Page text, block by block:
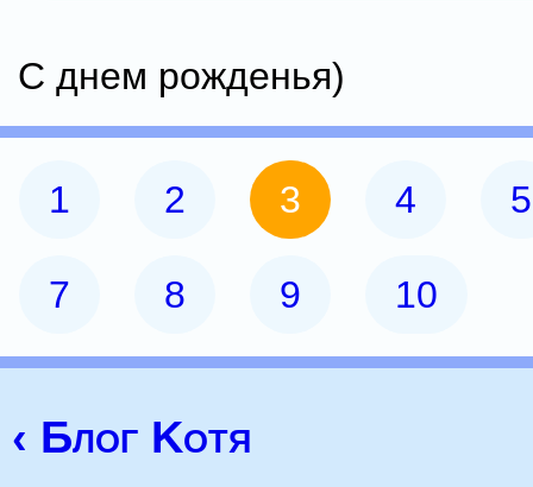
С днем рожденья)
1 2 3 4 5
7 8 9 10
‹ Блог Kotя